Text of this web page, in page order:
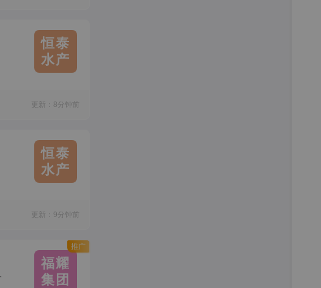
恒泰
水产
更新：8分钟前
恒泰
水产
更新：9分钟前
推广
福耀
集团